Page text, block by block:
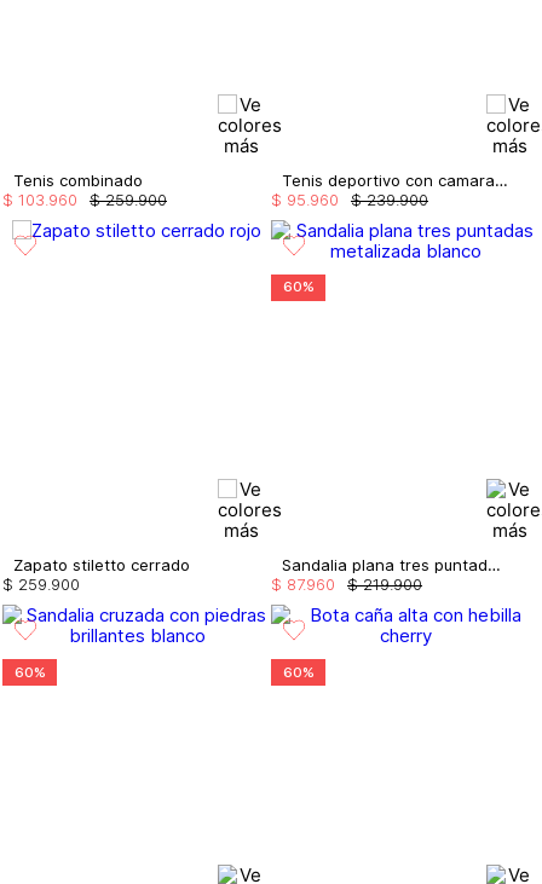
Tenis combinado
$ 259.900
$ 103 960
Tenis deportivo con camara de aire
$ 239.900
$ 95 960
Zapato stiletto cerrado
$ 259.900
60%
Sandalia plana tres puntadas metalizada
$ 219.900
$ 87.960
60% 60%